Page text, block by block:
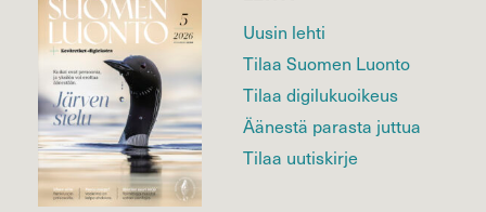
Uusin lehti
Tilaa Suomen Luonto
Tilaa digilukuoikeus
Äänestä parasta juttua
Tilaa uutiskirje